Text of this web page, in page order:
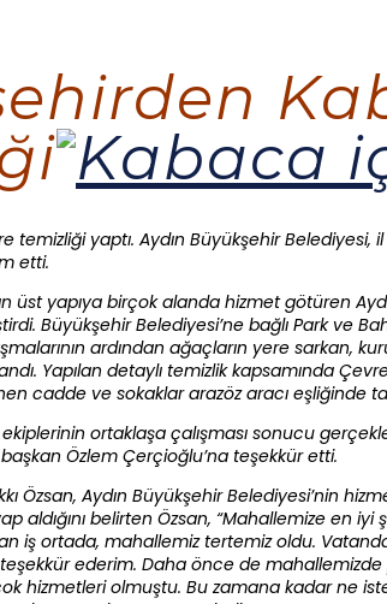
temizliği yaptı. Aydın Büyükşehir
etti.
üst yapıya birçok alanda hizmet götüren
Büyükşehir Belediyesi’ne bağlı Park ve
ardından ağaçların yere sarkan,
Yapılan detaylı temizlik kapsamında
cadde ve sokaklar arazöz aracı eşliğinde
ortaklaşa çalışması sonucu
Özlem Çerçioğlu’na teşekkür etti.
Özsan, Aydın Büyükşehir Belediyesi’nin
aldığını belirten Özsan, “Mahallemize en
iş ortada, mahallemiz tertemiz oldu.
ederim. Daha önce de mahallemizde
hizmetleri olmuştu. Bu zamana kadar ne